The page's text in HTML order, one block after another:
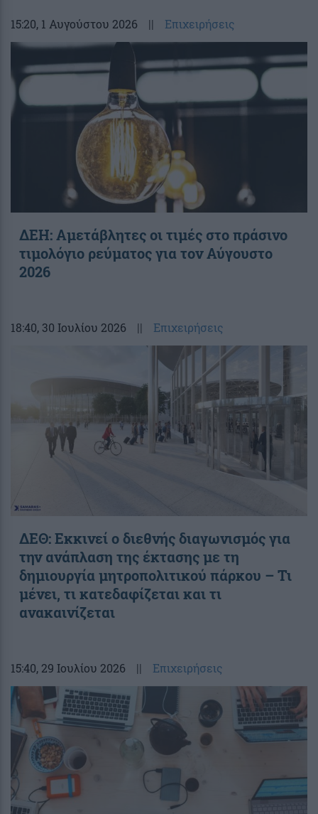
15:20, 1 Αυγούστου 2026 || Επιχειρήσεις
ΔΕΗ: Αμετάβλητες οι τιμές στο πράσινο
τιμολόγιο ρεύματος για τον Αύγουστο
2026
18:40, 30 Ιουλίου 2026 || Επιχειρήσεις
ΔΕΘ: Εκκινεί ο διεθνής διαγωνισμός για
την ανάπλαση της έκτασης με τη
δημιουργία μητροπολιτικού πάρκου – Τι
μένει, τι κατεδαφίζεται και τι
ανακαινίζεται
15:40, 29 Ιουλίου 2026 || Επιχειρήσεις